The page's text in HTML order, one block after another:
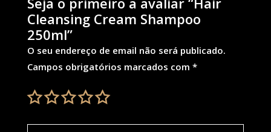
Cleansing Cream Shampoo
250ml”
O seu endereço de email não será publicado.
Campos obrigatórios marcados com *